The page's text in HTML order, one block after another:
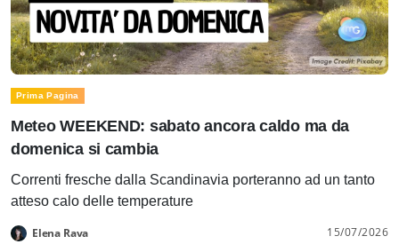
Prima Pagina
Meteo WEEKEND: sabato ancora caldo ma da
domenica si cambia
Correnti fresche dalla Scandinavia porteranno ad un tanto
atteso calo delle temperature
Elena Rava 15/07/2026